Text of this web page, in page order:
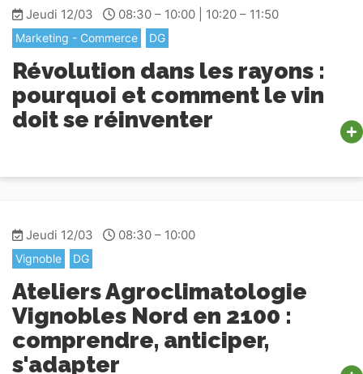
Jeudi 12/03 08:30 – 10:00 | 10:20 – 11:50
Marketing - Commerce DG
Révolution dans les rayons :
pourquoi et comment le vin
doit se réinventer
Jeudi 12/03 08:30 – 10:00
Vignoble DG
Ateliers Agroclimatologie
Vignobles Nord en 2100 :
comprendre, anticiper,
s'adapter